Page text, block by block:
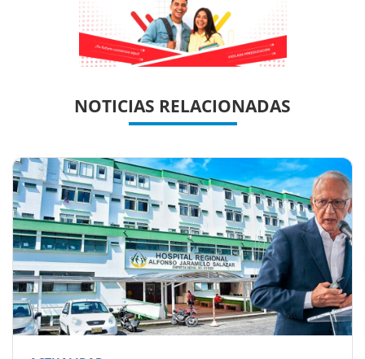
NOTICIAS RELACIONADAS